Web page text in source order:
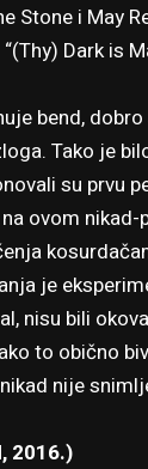
Stone i May
Dark is
bend, dobro
Tako je
su prvu
ovom
je
nisu bili
to obično
nije
2016.)